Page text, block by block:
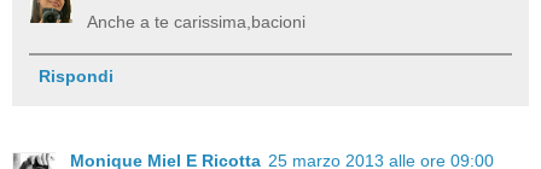
Anche a te carissima,bacioni
Rispondi
Monique Miel E Ricotta 25 marzo 2013 alle ore 09:00